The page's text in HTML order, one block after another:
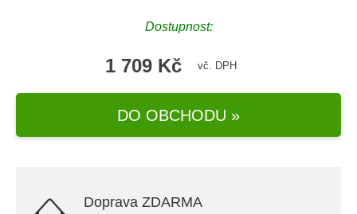
Dostupnost:
1 709 Kč vč. DPH
DO OBCHODU »
Doprava ZDARMA